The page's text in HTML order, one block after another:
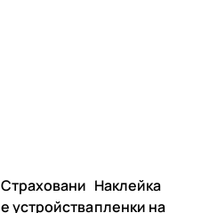
Страховани
е устройства
Наклейка
пленки на